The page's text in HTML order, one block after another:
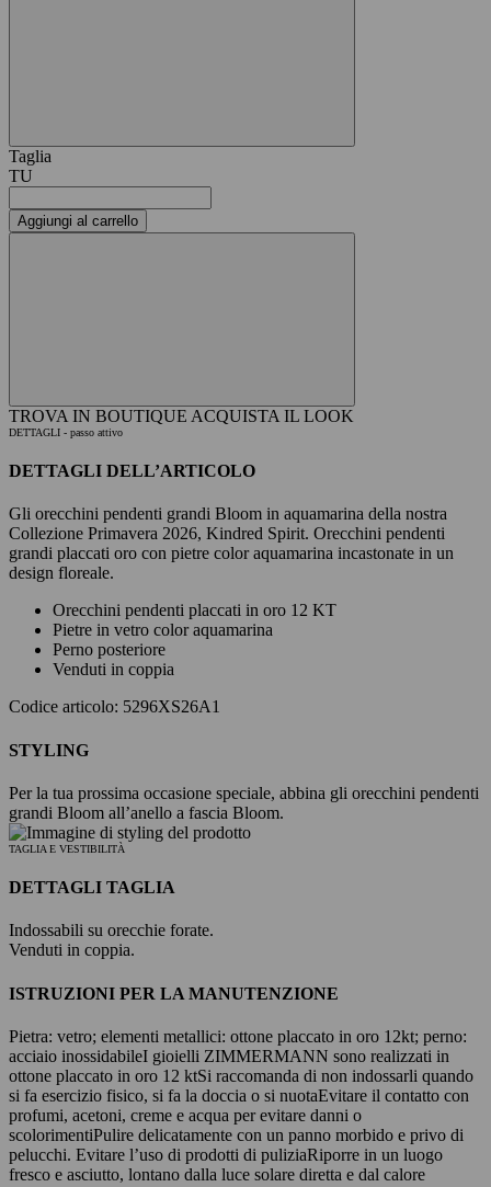
Taglia
TU
Aggiungi al carrello
TROVA IN BOUTIQUE ACQUISTA IL LOOK
DETTAGLI - passo attivo
DETTAGLI DELL’ARTICOLO
Gli orecchini pendenti grandi Bloom in aquamarina della nostra
Collezione Primavera 2026, Kindred Spirit. Orecchini pendenti
grandi placcati oro con pietre color aquamarina incastonate in un
design floreale.
Orecchini pendenti placcati in oro 12 KT
Pietre in vetro color aquamarina
Perno posteriore
Venduti in coppia
Codice articolo: 5296XS26A1
STYLING
Per la tua prossima occasione speciale, abbina gli orecchini pendenti
grandi Bloom all’anello a fascia Bloom.
TAGLIA E VESTIBILITÀ
DETTAGLI TAGLIA
Indossabili su orecchie forate.
Venduti in coppia.
ISTRUZIONI PER LA MANUTENZIONE
Pietra: vetro; elementi metallici: ottone placcato in oro 12kt; perno:
acciaio inossidabileI gioielli ZIMMERMANN sono realizzati in
ottone placcato in oro 12 ktSi raccomanda di non indossarli quando
si fa esercizio fisico, si fa la doccia o si nuotaEvitare il contatto con
profumi, acetoni, creme e acqua per evitare danni o
scolorimentiPulire delicatamente con un panno morbido e privo di
pelucchi. Evitare l’uso di prodotti di puliziaRiporre in un luogo
fresco e asciutto, lontano dalla luce solare diretta e dal calore